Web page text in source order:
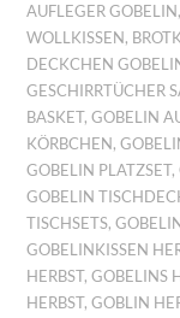
AUFLEGER GOBELIN ,
WOLLKISSEN ,
DECKCHEN
GESCHIRRTÜCHER
BASKET,GOBELIN
KÖRBCHEN ,
GOBELIN PLATZSET,
GOBELIN
TISCHSETS,
GOBELINKISSEN
HERBST,GOBELINS
HERBST,GOBLIN